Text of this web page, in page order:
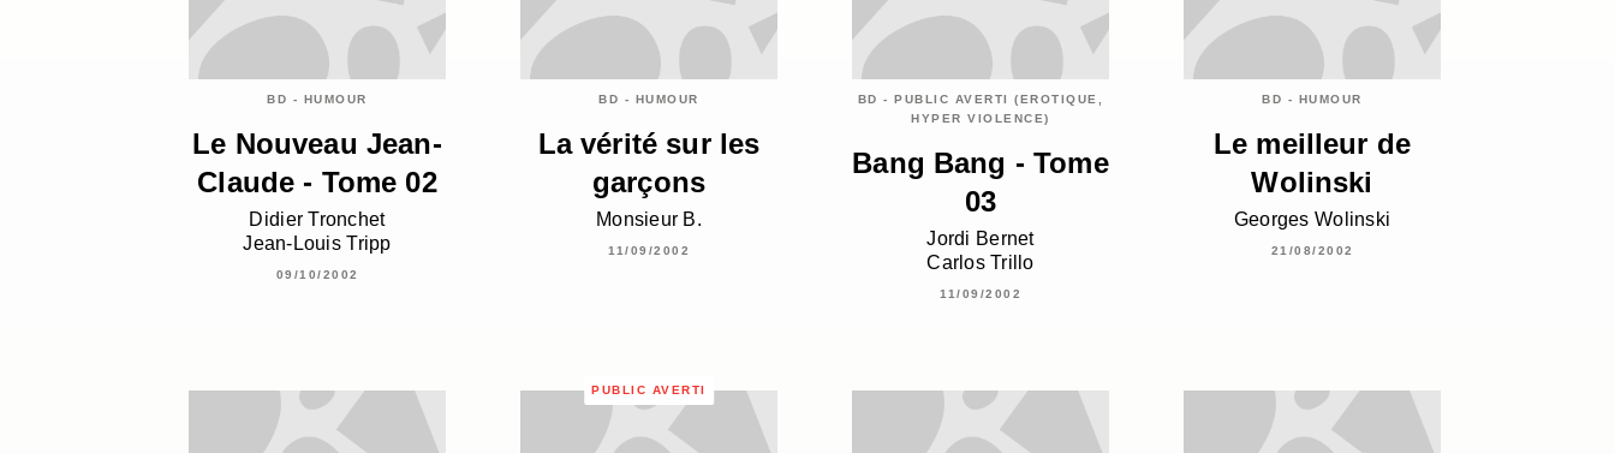
BD - HUMOUR
Le Nouveau Jean-
Claude - Tome 02
Didier Tronchet
Jean-Louis Tripp
09/10/2002
BD - HUMOUR
La vérité sur les
garçons
Monsieur B.
11/09/2002
BD - PUBLIC AVERTI (EROTIQUE,
HYPER VIOLENCE)
Bang Bang - Tome
03
Jordi Bernet
Carlos Trillo
11/09/2002
BD - HUMOUR
Le meilleur de
Wolinski
Georges Wolinski
21/08/2002
PUBLIC AVERTI